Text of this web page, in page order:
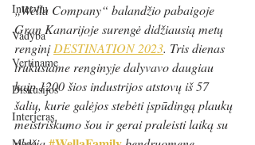
Interviu
Vadyba
Vertiname
Diskusijos
Interjeras
„Wella Company“ balandžio pabaigoje
Gran Kanarijoje surengė didžiausią metų
renginį DESTINATION 2023. Tris dienas
trukusiame renginyje dalyvavo daugiau
kaip 1200 šios industrijos atstovų iš 57
šalių, kurie galėjos stebėti įspūdingą plaukų
meistriškumo šou ir gerai praleisti laiką su